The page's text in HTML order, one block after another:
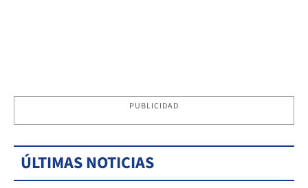
PUBLICIDAD
ÚLTIMAS NOTICIAS